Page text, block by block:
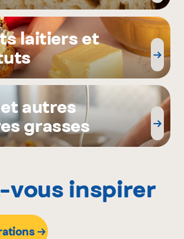
laitiers et
autres
grasses
vous inspirer